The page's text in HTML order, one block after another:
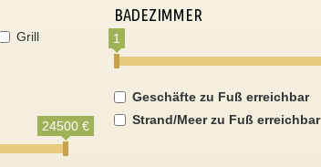
Grill
24500 €
BADEZIMMER
1
Geschäfte zu Fuß erreichbar
Strand/Meer zu Fuß erreichbar